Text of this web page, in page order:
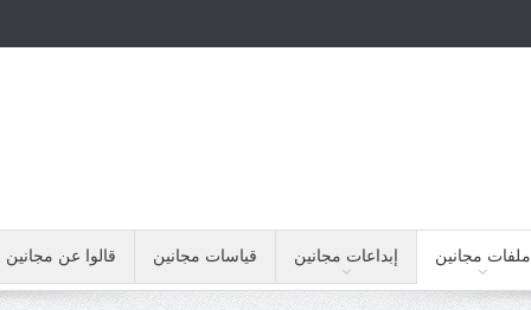
ملفات مجانين إبداعات مجانين قياسات مجانين قالوا عن مجانين